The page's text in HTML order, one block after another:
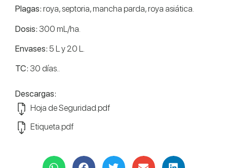
Plagas: roya, septoria, mancha parda, roya asiática.
Dosis: 300 mL/ha.
Envases: 5 L y 20 L.
TC: 30 días..
Descargas:
Hoja de Seguridad.pdf
Etiqueta.pdf